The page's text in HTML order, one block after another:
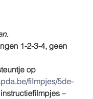
1-2-3-4, geen
op
filmpjes/5de-
–